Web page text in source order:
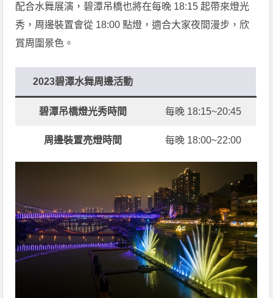
配合水舞展演，碧潭吊橋也將在每晚 18:15 起帶來燈光
秀，周邊裝置會從 18:00 點燈，適合大家夜間漫步，欣
賞周圍景色。
2023碧潭水舞周邊活動
碧潭吊橋燈光秀時間 每晚 18:15~20:45
周邊裝置亮燈時間 每晚 18:00~22:00